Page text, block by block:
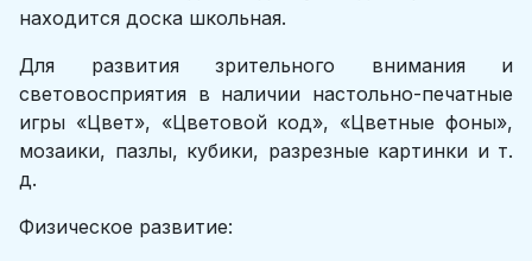
находится доска школьная.
Для развития зрительного внимания и
световосприятия в наличии настольно-печатные
игры «Цвет», «Цветовой код», «Цветные фоны»,
мозаики, пазлы, кубики, разрезные картинки и т.
д.
Физическое развитие: